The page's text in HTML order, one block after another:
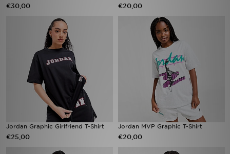
€30,00 €20,00
Jordan Graphic Girlfriend T-Shirt
€25,00
Jordan MVP Graphic T-Shirt
€20,00